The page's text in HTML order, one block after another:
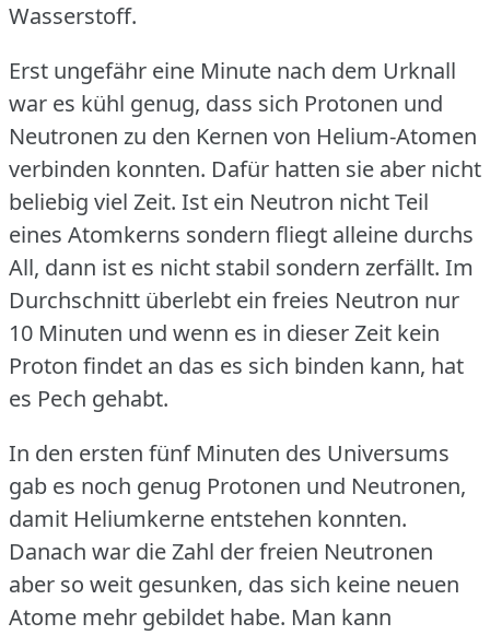
Wasserstoff.
Erst ungefähr eine Minute nach dem Urknall
war es kühl genug, dass sich Protonen und
Neutronen zu den Kernen von Helium-Atomen
verbinden konnten. Dafür hatten sie aber nicht
beliebig viel Zeit. Ist ein Neutron nicht Teil
eines Atomkerns sondern fliegt alleine durchs
All, dann ist es nicht stabil sondern zerfällt. Im
Durchschnitt überlebt ein freies Neutron nur
10 Minuten und wenn es in dieser Zeit kein
Proton findet an das es sich binden kann, hat
es Pech gehabt.
In den ersten fünf Minuten des Universums
gab es noch genug Protonen und Neutronen,
damit Heliumkerne entstehen konnten.
Danach war die Zahl der freien Neutronen
aber so weit gesunken, das sich keine neuen
Atome mehr gebildet habe. Man kann